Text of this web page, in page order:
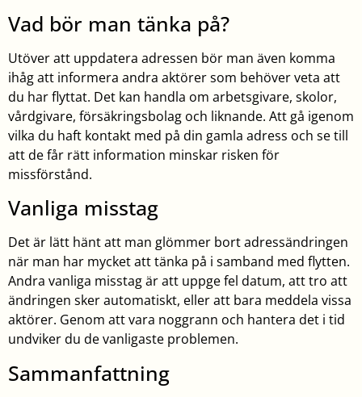
Vad bör man tänka på?
Utöver att uppdatera adressen bör man även komma
ihåg att informera andra aktörer som behöver veta att
du har flyttat. Det kan handla om arbetsgivare, skolor,
vårdgivare, försäkringsbolag och liknande. Att gå igenom
vilka du haft kontakt med på din gamla adress och se till
att de får rätt information minskar risken för
missförstånd.
Vanliga misstag
Det är lätt hänt att man glömmer bort adressändringen
när man har mycket att tänka på i samband med flytten.
Andra vanliga misstag är att uppge fel datum, att tro att
ändringen sker automatiskt, eller att bara meddela vissa
aktörer. Genom att vara noggrann och hantera det i tid
undviker du de vanligaste problemen.
Sammanfattning